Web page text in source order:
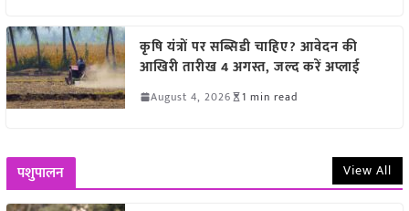
कृषि यंत्रों पर सब्सिडी चाहिए? आवेदन की
आखिरी तारीख 4 अगस्त, जल्द करें अप्लाई
August 4, 2026 1 min read
पशुपालन View All